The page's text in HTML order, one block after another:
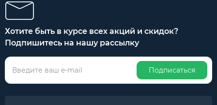
Хотите быть в курсе всех акций и скидок?
Подпишитесь на нашу рассылку
Подписаться